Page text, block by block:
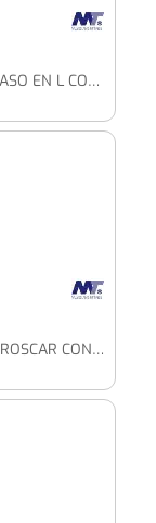
5320918 VÁLVULA ESFERA TRES VÍAS PASO EN L CON PLETINA ISO Y ACTUADOR ELÉCTRICO BAJO VOLTAJE
5320917 VÁLVULA ESFERA DOS PIEZAS ROSCAR CON PLETINA ISO Y ACTUADOR ELÉCTRICO BAJO VOLTAJE